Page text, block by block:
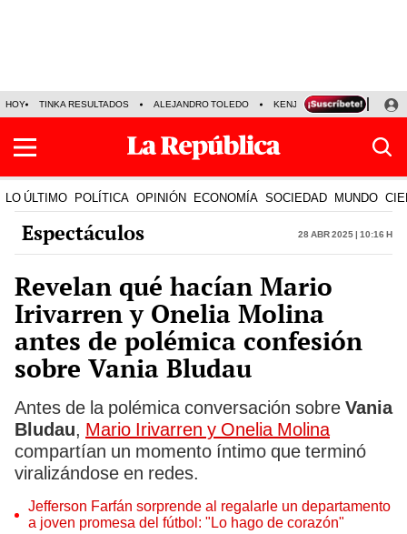
HOY TINKA RESULTADOS ALEJANDRO TOLEDO KENJI FUJIMORI
LO ÚLTIMO POLÍTICA OPINIÓN ECONOMÍA SOCIEDAD MUNDO
Espectáculos 28 Abr 2025 | 10:16 h
Revelan qué hacían Mario
Irivarren y Onelia Molina
antes de polémica confesión
sobre Vania Bludau
Antes de la polémica conversación sobre Vania
Bludau, Mario Irivarren y Onelia Molina
compartían un momento íntimo que terminó
viralizándose en redes.
Jefferson Farfán sorprende al regalarle un departamento
a joven promesa del fútbol: "Lo hago de corazón"